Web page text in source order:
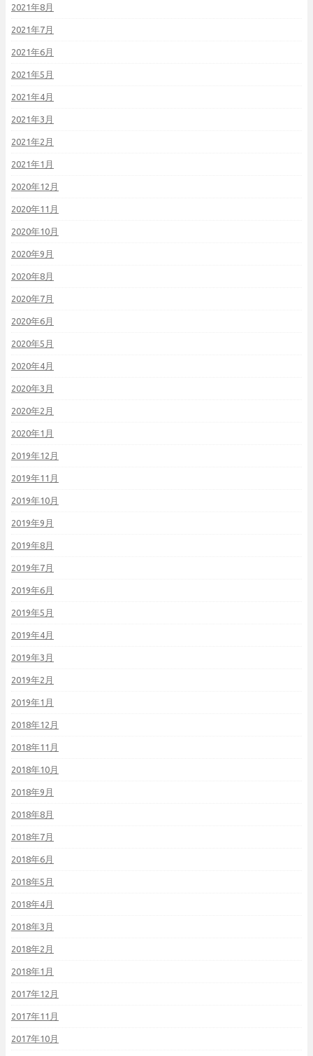
2021年8月
2021年7月
2021年6月
2021年5月
2021年4月
2021年3月
2021年2月
2021年1月
2020年12月
2020年11月
2020年10月
2020年9月
2020年8月
2020年7月
2020年6月
2020年5月
2020年4月
2020年3月
2020年2月
2020年1月
2019年12月
2019年11月
2019年10月
2019年9月
2019年8月
2019年7月
2019年6月
2019年5月
2019年4月
2019年3月
2019年2月
2019年1月
2018年12月
2018年11月
2018年10月
2018年9月
2018年8月
2018年7月
2018年6月
2018年5月
2018年4月
2018年3月
2018年2月
2018年1月
2017年12月
2017年11月
2017年10月